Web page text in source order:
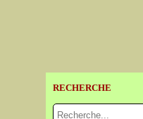
RECHERCHE